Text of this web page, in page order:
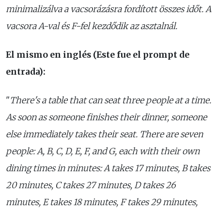
minimalizálva a vacsorázásra fordított összes időt. A
vacsora A-val és F-fel kezdődik az asztalnál.
El mismo en inglés (Este fue el prompt de
entrada):
"There's a table that can seat three people at a time.
As soon as someone finishes their dinner, someone
else immediately takes their seat. There are seven
people: A, B, C, D, E, F, and G, each with their own
dining times in minutes: A takes 17 minutes, B takes
20 minutes, C takes 27 minutes, D takes 26
minutes, E takes 18 minutes, F takes 29 minutes,